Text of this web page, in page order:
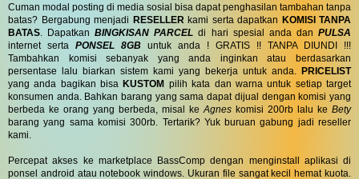
Cuman modal posting di media sosial bisa dapat penghasilan tambahan tanpa
batas? Bergabung menjadi RESELLER kami serta dapatkan KOMISI TANPA
BATAS . DapatkanBINGKISAN PARCEL di hari spesial anda danPULSA
internet serta PONSEL 8GB untuk anda ! GRATIS !! TANPA DIUNDI !!!
Tambahkan komisi sebanyak yang anda inginkan atau berdasarkan
persentase lalu biarkan sistem kami yang bekerja untuk anda. PRICELIST
yang anda bagikan bisaKUSTOM pilih kata dan warna untuk setiap target
konsumen anda. Bahkan barang yang sama dapat dijual dengan komisi yang
berbeda ke orang yang berbeda, misal ke Agnes komisi 200rb lalu ke Bety
barang yang sama komisi 300rb. Tertarik? Yuk buruan gabung jadi reseller
kami.
Percepat akses ke marketplace BassComp dengan menginstall aplikasi di
ponsel android atau notebook windows. Ukuran file sangat kecil hemat kuota.